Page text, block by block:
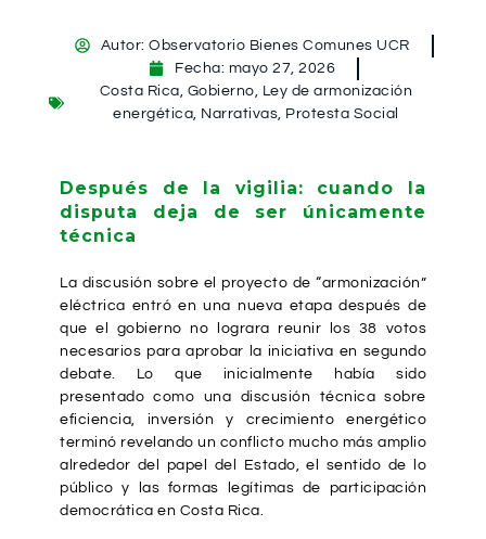
Autor: Observatorio Bienes Comunes UCR
Fecha: mayo 27, 2026
Costa Rica Gobierno
Ley de armonización
energética Narrativas Protesta Social
Después de la vigilia: cuando la
disputa deja de ser únicamente
técnica
La discusión sobre el proyecto de “armonización”
eléctrica entró en una nueva etapa después de
que el gobierno no lograra reunir los 38 votos
necesarios para aprobar la iniciativa en segundo
debate. Lo que inicialmente había sido
presentado como una discusión técnica sobre
eficiencia, inversión y crecimiento energético
terminó revelando un conflicto mucho más amplio
alrededor del papel del Estado, el sentido de lo
público y las formas legítimas de participación
democrática en Costa Rica.